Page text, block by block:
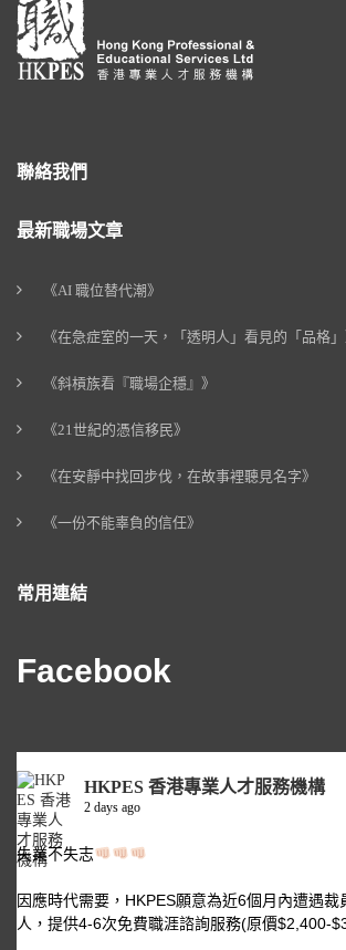
聯絡我們
最新職場文章
《AI 職位替代潮》
《在急症室的一天，「透明人」看見的「品格」
《斜槓族看『職場企穩』》
《21世紀的憑信移民》
《在安靜中找回步伐，在故事裡聽見名字》
《一份不能辜負的信任》
常用連結
Facebook
HKPES 香港專業人才服務機構
2 days ago
失業不失志
因應時代需要，HKPES願意為近6個月內遭遇
人，提供4-6次免費職涯諮詢服務(原價$2,400-